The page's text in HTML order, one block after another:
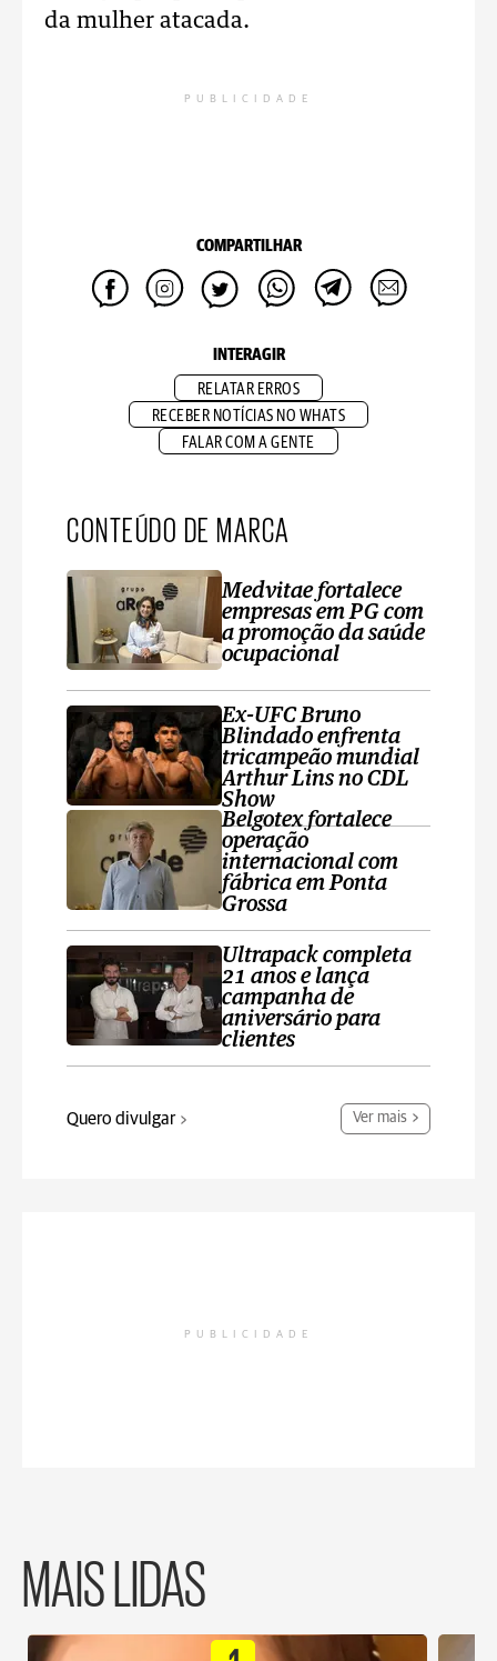
da mulher atacada.
PUBLICIDADE
COMPARTILHAR
INTERAGIR
RELATAR ERROS
RECEBER NOTÍCIAS NO WHATS
FALAR COM A GENTE
CONTEÚDO DE MARCA
Medvitae fortalece
empresas em PG com
a promoção da saúde
ocupacional
Ex-UFC Bruno
Blindado enfrenta
tricampeão mundial
Arthur Lins no CDL
Show
Belgotex fortalece
operação
internacional com
fábrica em Ponta
Grossa
Ultrapack completa
21 anos e lança
campanha de
aniversário para
clientes
Quero divulgar Ver mais
PUBLICIDADE
MAIS LIDAS